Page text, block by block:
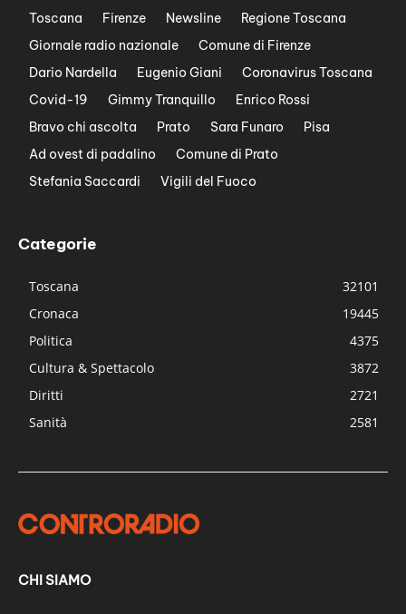
Toscana Firenze Newsline
Regione Toscana
Giornale radio nazionale
Comune di Firenze
Dario Nardella
Eugenio Giani
Coronavirus Toscana
Covid-19
Gimmy Tranquillo
Enrico Rossi
Bravo chi ascolta
Prato Sara Funaro
Pisa
Ad ovest di padalino
Comune di Prato
Stefania Saccardi
Vigili del Fuoco
Categorie
Toscana
32101
Cronaca
19445
Politica
4375
Cultura & Spettacolo
3872
Diritti
2721
Sanità
2581
CHI SIAMO